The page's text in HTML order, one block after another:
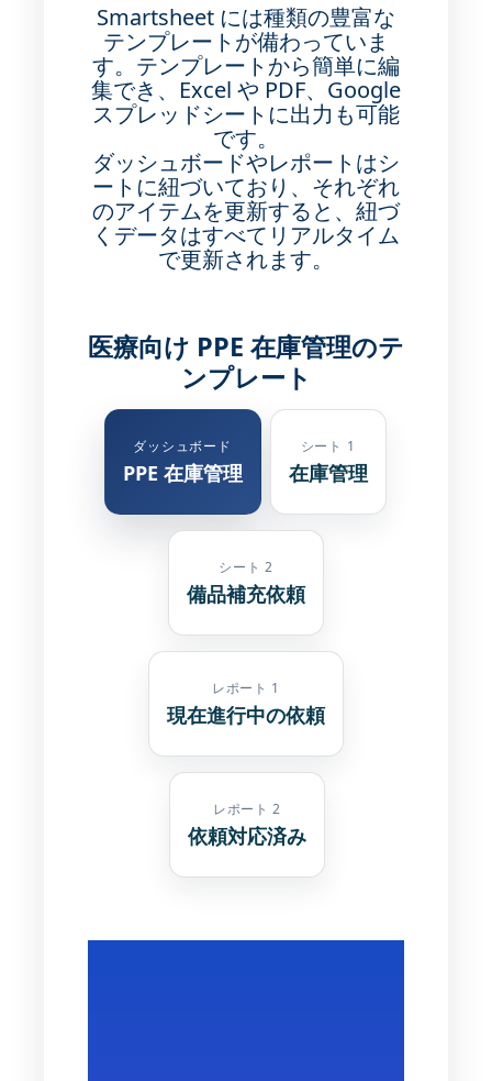
Smartsheet には種類の豊富な
テンプレートが備わっていま
す。テンプレートから簡単に編
集でき、Excel や PDF、Google
スプレッドシートに出力も可能
です。
ダッシュボードやレポートはシ
ートに紐づいており、それぞれ
のアイテムを更新すると、紐づ
くデータはすべてリアルタイム
で更新されます。
医療向け PPE 在庫管理のテ
ンプレート
ダッシュボード
PPE 在庫管理
シート 1
在庫管理
シート 2
備品補充依頼
レポート 1
現在進行中の依頼
レポート 2
依頼対応済み